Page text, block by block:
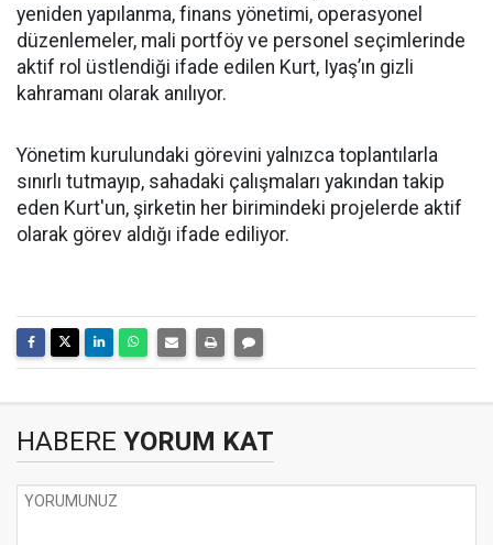
yeniden yapılanma, finans yönetimi, operasyonel
düzenlemeler, mali portföy ve personel seçimlerinde
aktif rol üstlendiği ifade edilen Kurt, Iyaş’ın gizli
kahramanı olarak anılıyor.
Yönetim kurulundaki görevini yalnızca toplantılarla
sınırlı tutmayıp, sahadaki çalışmaları yakından takip
eden Kurt'un, şirketin her birimindeki projelerde aktif
olarak görev aldığı ifade ediliyor.
HABERE YORUM KAT